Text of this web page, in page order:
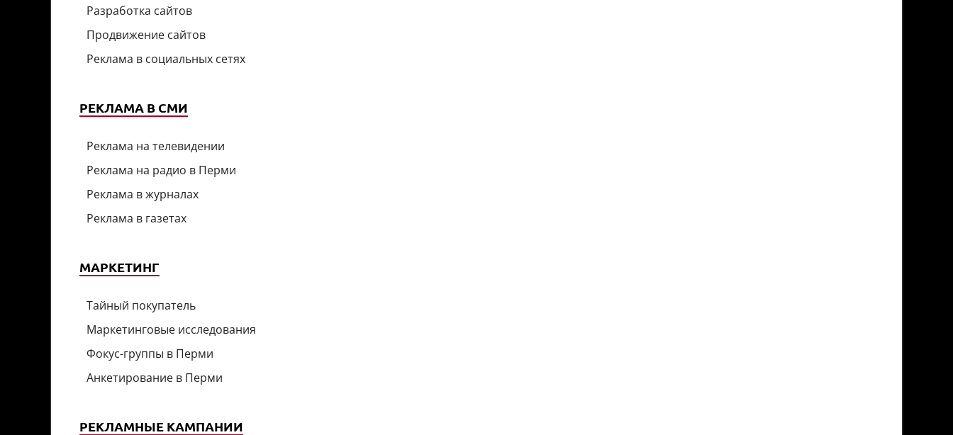
Разработка сайтов
Продвижение сайтов
Реклама в социальных сетях
РЕКЛАМА В СМИ
Реклама на телевидении
Реклама на радио в Перми
Реклама в журналах
Реклама в газетах
МАРКЕТИНГ
Тайный покупатель
Маркетинговые исследования
Фокус-группы в Перми
Анкетирование в Перми
РЕКЛАМНЫЕ КАМПАНИИ